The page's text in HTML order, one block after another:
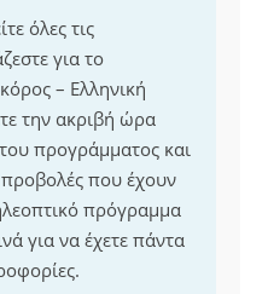
όλες τις
για το
– Ελληνική
την ακριβή ώρα
προγράμματος και
προβολές που έχουν
πρόγραμμα
για να έχετε πάντα